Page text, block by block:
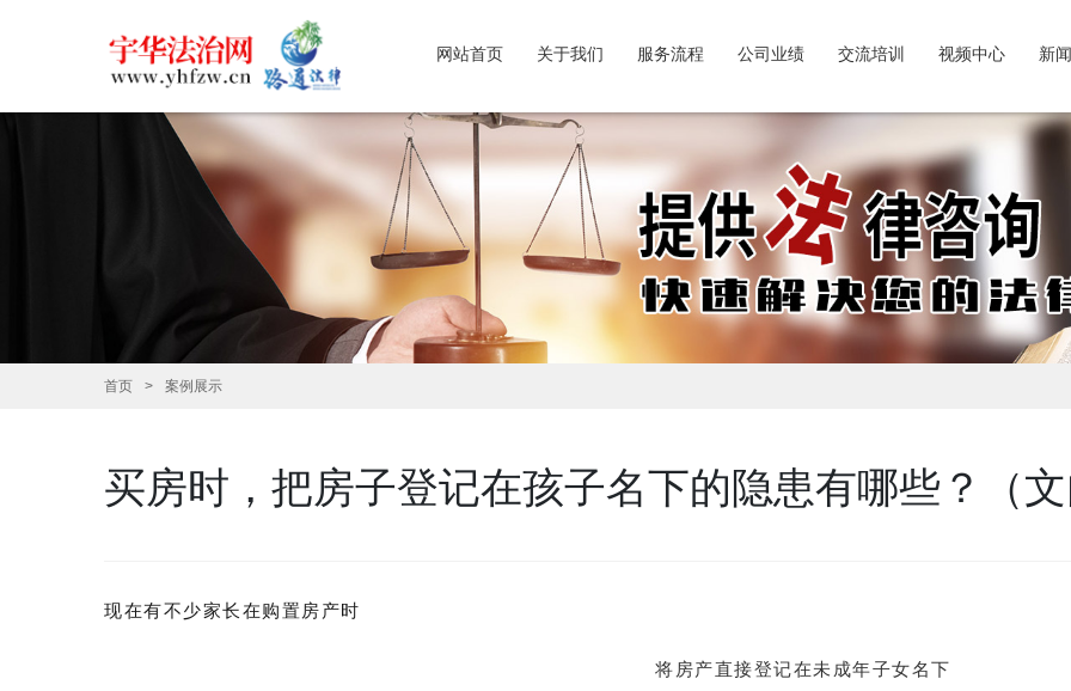
网站首页 关于我们 服务流程 公司业绩 交流培训 视频中心 新
首页 案例展示
买房时，把房子登记在孩子名下的隐患有哪些？（
现在有不少家长在购置房产时
将房产直接登记在未成年子女名下